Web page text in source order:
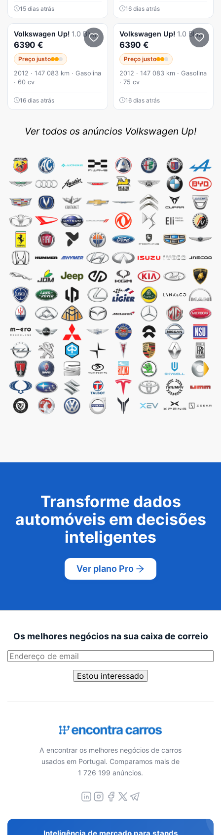
15 dias atrás 16 dias atrás
Volkswagen Up! 1.0 BlueMotion Move
6390 €
Preço justo
2012 · 147 083 km · Gasolina
· 60 cv
16 dias atrás
Volkswagen Up! 1.0 BlueMotion Move
6390 €
Preço justo
2012 · 147 083 km · Gasolina
· 75 cv
16 dias atrás
Ver todos os anúncios Volkswagen Up!
Transforme dados
automóveis em decisões
inteligentes
Ver plano Pro
Os melhores negócios na sua caixa de correio
Estou interessado
A encontrar os melhores negócios de carros
usados em Portugal. Comparamos mais de
1 726 199 anúncios.
Inteligência de mercado para stands